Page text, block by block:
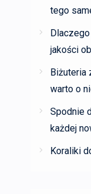
tego
jakości
Biżuteria
warto o
Spodnie
każdej
Koraliki